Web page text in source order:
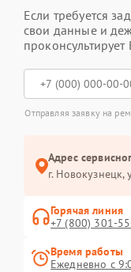
Если требуется
свои данные и
проконсультирует
Отправляя заявку на
Адрес
г. Новокузнецк,
Горячая линия
+7 (800) 301-
Время работы
Ежедневно с